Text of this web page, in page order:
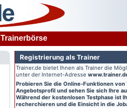
Trainerbörse
Registrierung als Trainer
Trainer.de bietet Ihnen als Trainer die
unter der Internet-Adresse
Probieren Sie die Online-Funktionen von
Angebotsprofil und sehen Sie sich Ihre
Während der kostenlosen Testphase ist
recherchieren und die Einsicht in die